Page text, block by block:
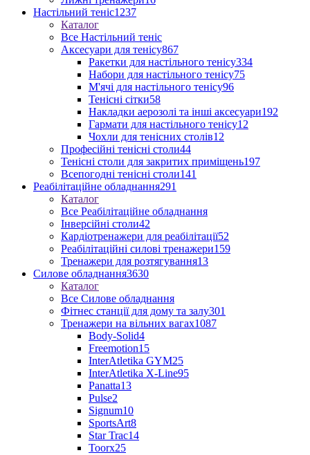
Настільний теніс1237
Каталог
Все Настільний теніс
Аксесуари для тенісу867
Ракетки для настільного тенісу334
Набори для настільного тенісу75
М'ячі для настільного тенісу96
Тенісні сітки58
Накладки аерозолі та інші аксесуари192
Гармати для настільного тенісу12
Чохли для тенісних столів12
Професійні тенісні столи44
Тенісні столи для закритих приміщень197
Всепогодні тенісні столи141
Реабілітаційне обладнання291
Каталог
Все Реабілітаційне обладнання
Інверсійні столи42
Кардіотренажери для реабілітації52
Реабілітаційні силові тренажери159
Тренажери для розтягування13
Силове обладнання3630
Каталог
Все Силове обладнання
Фітнес станції для дому та залу301
Тренажери на вільних вагах1087
Body-Solid4
Freemotion15
InterAtletika GYM25
InterAtletika X-Line95
Panatta13
Pulse2
Signum10
SportsArt8
Star Trac14
Toorx25